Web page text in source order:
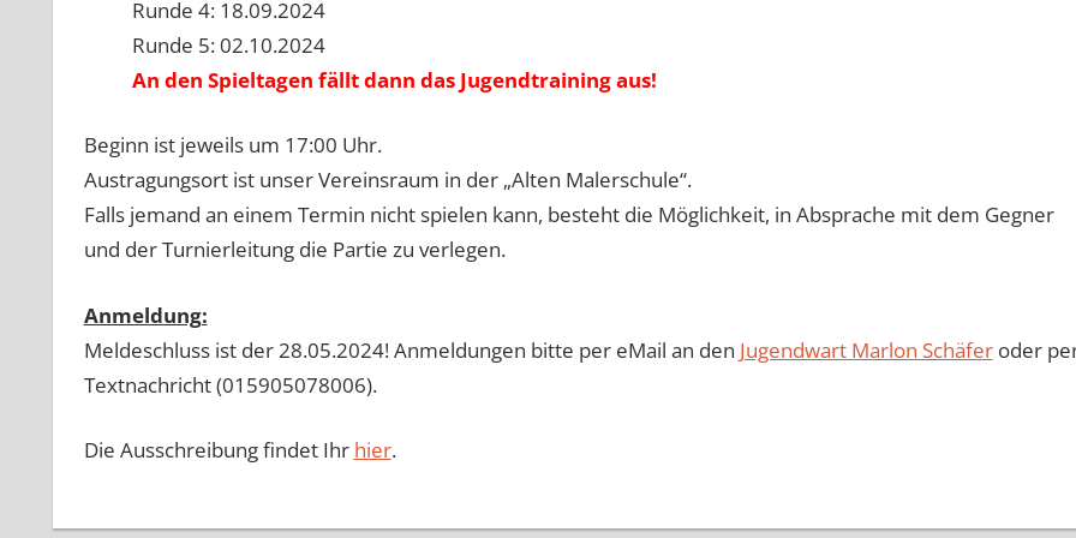
Runde 4: 18.09.2024
Runde 5: 02.10.2024
An den Spieltagen fällt dann das Jugendtraining aus!
Beginn ist jeweils um 17:00 Uhr.
Austragungsort ist unser Vereinsraum in der „Alten Malerschule“.
Falls jemand an einem Termin nicht spielen kann, besteht die Möglichkeit, in Absprache mit dem Gegner
und der Turnierleitung die Partie zu verlegen.
Anmeldung:
Meldeschluss ist der 28.05.2024! Anmeldungen bitte per eMail an den Jugendwart Marlon Schäferoder
Textnachricht (015905078006).
Die Ausschreibung findet Ihr hier.